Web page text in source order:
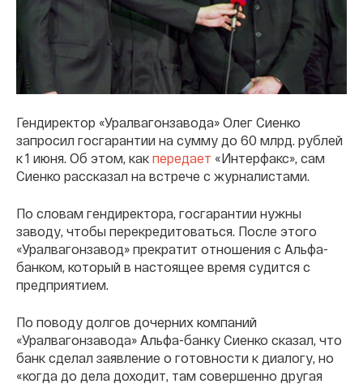
Гендиректор «Уралвагонзавода» Олег Сиенко
запросил госгарантии на сумму до 60 млрд. рублей
к 1 июня. Об этом, как передает «Интерфакс», сам
Сиенко рассказал на встрече с журналистами.
По словам гендиректора, госгарантии нужны
заводу, чтобы перекредитоваться. После этого
«Уралвагонзавод» прекратит отношения с Альфа-
банком, который в настоящее время судится с
предприятием.
По поводу долгов дочерних компаний
«Уралвагонзавода» Альфа-банку Сиенко сказал, что
банк сделал заявление о готовности к диалогу, но
«когда до дела доходит, там совершенно другая